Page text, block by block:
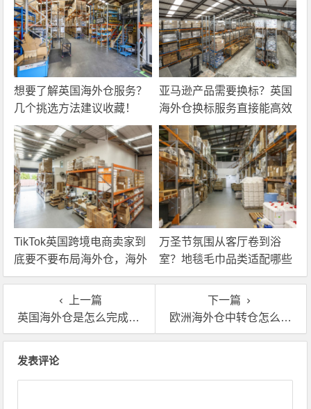
想要了解英国海外仓服务？
几个挑选方法建议收藏！
亚马逊产品需要换标？英国
海外仓换标服务直接能高效
解决！
TikTok英国跨境电商卖家到
底要不要布局海外仓，海外
仓优势分析！
万圣节氛围从客厅卷到浴
室？地毯毛巾品类适配哪些
海外仓服务？
上一篇
英国海外仓是怎么完成移仓换标操作的？
下一篇
欧洲海外仓中转仓怎么找，又没有推荐的
发表评论